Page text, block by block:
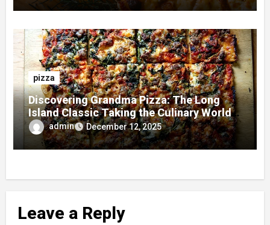
pizza
Discovering Grandma Pizza: The Long
Island Classic Taking the Culinary World
by Storm
admin December 12, 2025
Leave a Reply